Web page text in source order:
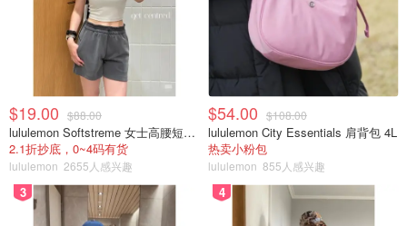
温哥华地区中东美食推荐 - -Yasma，
Aleph Eatery，Jamjar Canteen，
Paramount等
pocow 2304
$19.00 $88.00
lululemon Softstreme 女士高腰短裤 10cm
2.1折抄底，0~4码有货
lululemon 2655人感兴趣
$54.00 $108.00
lululemon City Essentials 肩背包 4L
热卖小粉包
lululemon 855人感兴趣
3 4